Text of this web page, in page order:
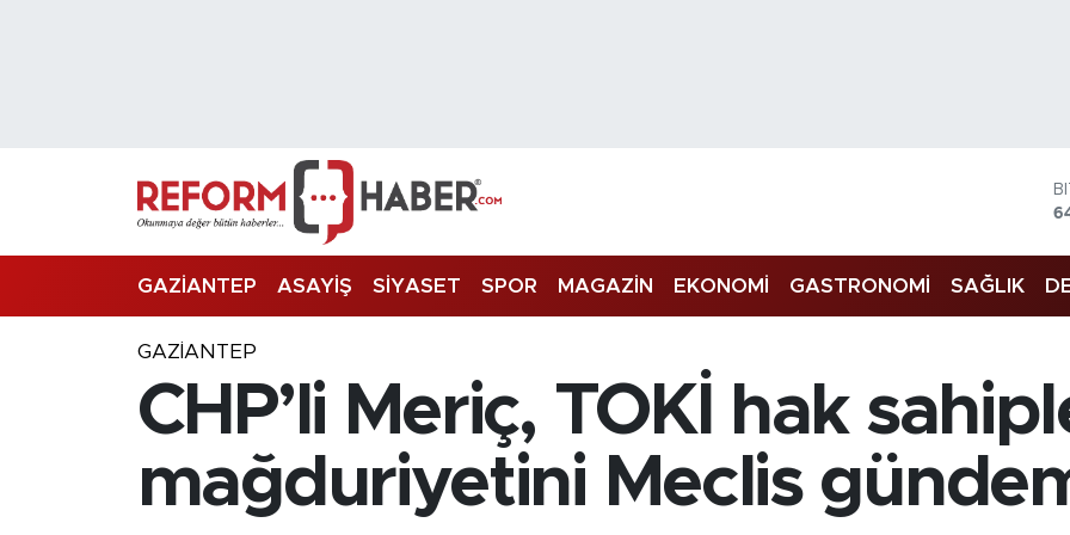
GAZİANTEP ASAYİŞ SİYASET SPOR MAGAZİN EKONOMİ GASTRONOMİ SAĞLIK
GAZIANTEP
CHP’li Meriç, TOKİ hak
mağduriyetini Meclis
Trafik Durumu
Süper Lig Puan Durumu ve Fikstür
Son Dakika Haberleri